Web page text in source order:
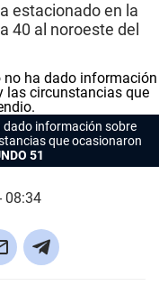
estacionado en la
40 al noroeste del
dado información sobre
que ocasionaron
51
08:34